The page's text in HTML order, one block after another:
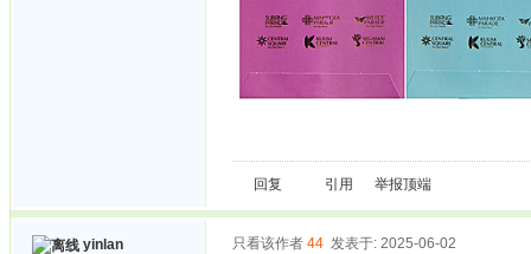
回复 引用 举报顶端
yinlan 只看该作者 44 发表于: 2025-06-02